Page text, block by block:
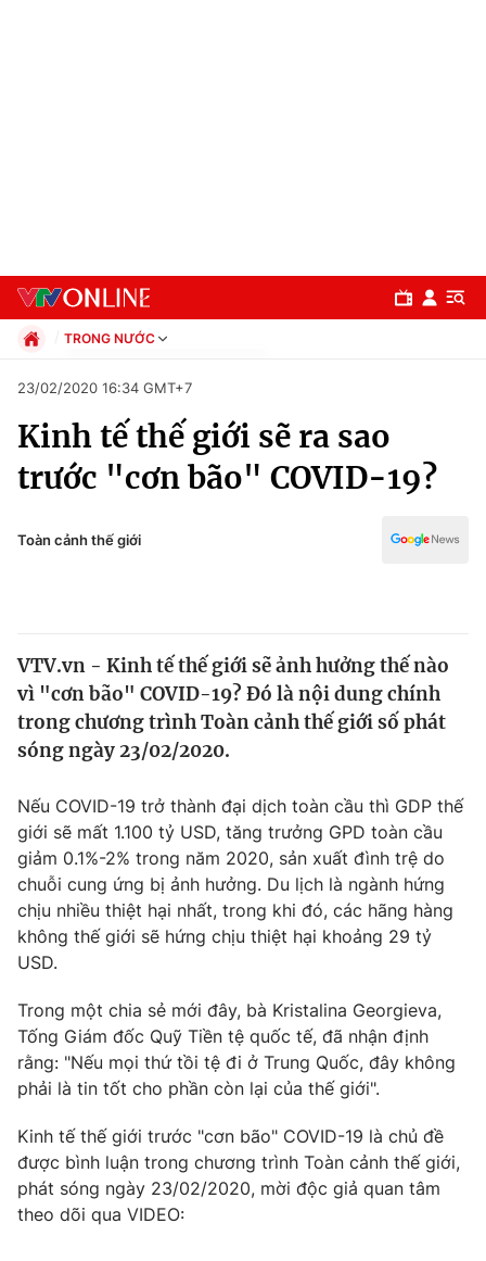
Chuyên mục
Chính trị
Y tế
Thế giới
Thế giới đó đây
Câu chuyện quốc tế
Kinh tế
Tài chính
Thị trường
Góc doanh nghiệp
Dữ liệu và đời sống
Truyền hình
Hậu trường
Nhân vật
Giải sao mai
Điện ảnh
Âm nhạc
Sao
Đời sống
Du lịch
Làm đẹp
Chất lượng cuộc sống
Giáo dục
Tuyển sinh
Học trực tuyến
Công nghệ
Hitech Công nghệ tương lai
TRONG NƯỚC
Xã hội
Pháp luật
Thể thao
Văn hóa - Giải trí
Giáo dục
23/02/2020 16:34 GMT+7
Kinh tế thế giới sẽ ra sao
trước "cơn bão" COVID-19?
Toàn cảnh thế giới
VTV.vn - Kinh tế thế giới sẽ ảnh hưởng thế nào
vì "cơn bão" COVID-19? Đó là nội dung chính
trong chương trình Toàn cảnh thế giới số phát
sóng ngày 23/02/2020.
Nếu COVID-19 trở thành đại dịch toàn cầu thì GDP thế
giới sẽ mất 1.100 tỷ USD, tăng trưởng GPD toàn cầu
giảm 0.1%-2% trong năm 2020, sản xuất đình trệ do
chuỗi cung ứng bị ảnh hưởng. Du lịch là ngành hứng
chịu nhiều thiệt hại nhất, trong khi đó, các hãng hàng
không thế giới sẽ hứng chịu thiệt hại khoảng 29 tỷ
USD.
Trong một chia sẻ mới đây, bà Kristalina Georgieva,
Tống Giám đốc Quỹ Tiền tệ quốc tế, đã nhận định
rằng: "Nếu mọi thứ tồi tệ đi ở Trung Quốc, đây không
phải là tin tốt cho phần còn lại của thế giới".
Kinh tế thế giới trước "cơn bão" COVID-19 là chủ đề
được bình luận trong chương trình Toàn cảnh thế giới,
phát sóng ngày 23/02/2020, mời độc giả quan tâm
theo dõi qua VIDEO: